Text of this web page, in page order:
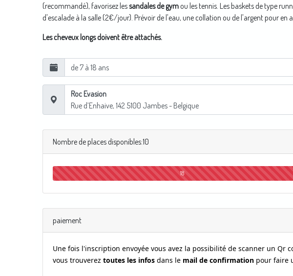
(recommandé), favorisez lessandales de gymou les tennis. Les baskets de type
d'escalade à la salle (2€/jour). Prévoir de l'eau, une collation ou de l'argent pour en
Les cheveux longs doivent être attachés.
de 7 à 18 ans
Roc Evasion
Rue d’Enhaive, 142 5100 Jambes- Belgique
Nombre de places disponibles:10
18
paiement
Une fois l'inscription envoyée vous avez la possibilité de scanner un Qr
vous trouverez toutes les infos dans le mail de confirmation pour faire